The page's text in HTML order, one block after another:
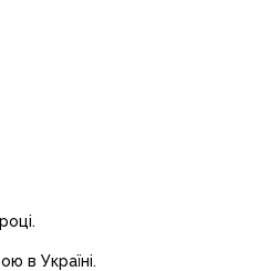
в Україні.